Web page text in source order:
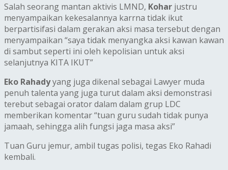
Salah seorang mantan aktivis LMND, Kohar justru
menyampaikan kekesalannya karrna tidak ikut
berpartisifasi dalam gerakan aksi masa tersebut dengan
menyampaikan “saya tidak menyangka aksi kawan kawan
di sambut seperti ini oleh kepolisian untuk aksi
selanjutnya KITA IKUT”
Eko Rahadyyang juga dikenal sebagai Lawyer muda
penuh talenta yang juga turut dalam aksi demonstrasi
terebut sebagai orator dalam dalam grup LDC
memberikan komentar “tuan guru sudah tidak punya
jamaah, sehingga alih fungsi jaga masa aksi”
Tuan Guru jemur, ambil tugas polisi, tegas Eko Rahadi
kembali.